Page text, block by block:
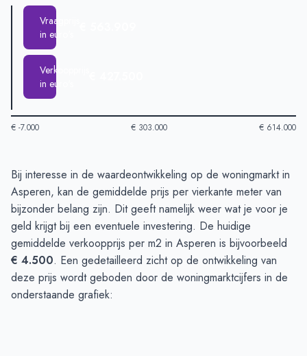
Vraagprijs
in euro's
Verkoopprijs
in euro's
€ -7.000 € 303.000 € 614.000
Huizenprijzen in Asperen-Afgelopen 3 maanden
Type
Bedrag
Vraagprijs in euro's
€ 563.909
Verkoopprijs in euro's
€ 427.500
Bij interesse in de waardeontwikkeling op de woningmarkt in
Asperen, kan de gemiddelde prijs per vierkante meter van
bijzonder belang zijn. Dit geeft namelijk weer wat je voor je
geld krijgt bij een eventuele investering. De huidige
gemiddelde verkoopprijs per m2 in Asperen is bijvoorbeeld
€ 4.500. Een gedetailleerd zicht op de ontwikkeling van
deze prijs wordt geboden door de woningmarktcijfers in de
onderstaande grafiek: